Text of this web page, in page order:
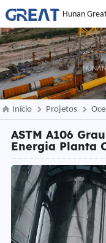
Hunan
HUNAN
Início Projetos
ASTM A106
Energia Planta